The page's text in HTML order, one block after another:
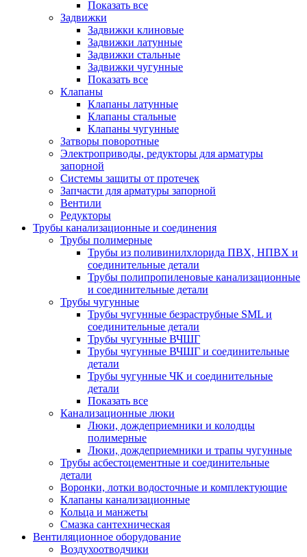
Показать все
Задвижки
Задвижки клиновые
Задвижки латунные
Задвижки стальные
Задвижки чугунные
Показать все
Клапаны
Клапаны латунные
Клапаны стальные
Клапаны чугунные
Затворы поворотные
Электроприводы, редукторы для арматуры
запорной
Системы защиты от протечек
Запчасти для арматуры запорной
Вентили
Редукторы
Трубы канализационные и соединения
Трубы полимерные
Трубы из поливинилхлорида ПВХ, НПВХ и
соединительные детали
Трубы полипропиленовые канализационные
и соединительные детали
Трубы чугунные
Трубы чугунные безраструбные SML и
соединительные детали
Трубы чугунные ВЧШГ
Трубы чугунные ВЧШГ и соединительные
детали
Трубы чугунные ЧК и соединительные
детали
Показать все
Канализационные люки
Люки, дождеприемники и колодцы
полимерные
Люки, дождеприемники и трапы чугунные
Трубы асбестоцементные и соединительные
детали
Воронки, лотки водосточные и комплектующие
Клапаны канализационные
Кольца и манжеты
Смазка сантехническая
Вентиляционное оборудование
Воздухоотводчики